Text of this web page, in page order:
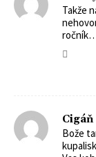
Takže
Cigáň
Bože